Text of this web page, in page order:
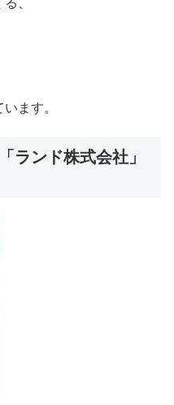
ます。
ランド株式会社」